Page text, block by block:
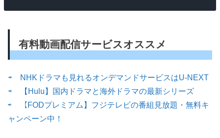
有料動画配信サービスオススメ
⇨ NHKドラマも見れるオンデマンドサービスはU-NEXT
⇨ 【Hulu】国内ドラマと海外ドラマの最新シリーズ
⇨ 【FODプレミアム】フジテレビの番組見放題・無料キ
ャンペーン中！